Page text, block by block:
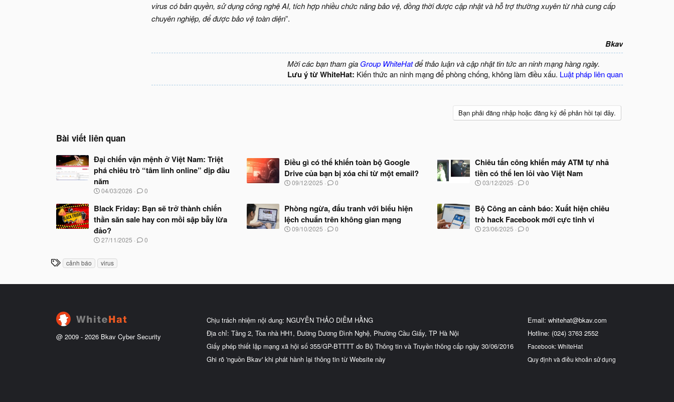
virus có bản quyền, sử dụng công nghệ AI, tích hợp nhiều chức năng bảo vệ, đồng thời được cập nhật và hỗ trợ thường xuyên từ nhà cung cấp
chuyên nghiệp, để được bảo vệ toàn diện”.
Bkav
Mời các bạn tham gia Group WhiteHatđể thảo luận và cập nhật tin tức an ninh mạng hàng ngày.
Lưu ý từ WhiteHat: Kiến thức an ninh mạng để phòng chống, không làm điều xấu. Luật pháp liên quan
Bạn phải đăng nhập hoặc đăng ký để phản hồi tại đây.
Bài viết liên quan
Đại chiến vận mệnh ở Việt Nam: Triệt
phá chiêu trò “tâm linh online” dịp đầu
năm
N
à
y
b
ắ
t
u
04/03/2026 0
Điều gì có thể khiến toàn bộ Google
Drive của bạn bị xóa chỉ từ một email?
N
y
b
ắ
t
09/12/2025 0
Chiêu tấn công khiến máy ATM tự nhả
tiền có thể len lỏi vào Việt Nam
N
y
b
ắ
t
03/12/2025 0
Black Friday: Bạn sẽ trở thành chiến
thần săn sale hay con mồi sập bẫy lừa
đảo?
N
y
27/11/2025 0
Phòng ngừa, đấu tranh với biểu hiện
lệch chuẩn trên không gian mạng
N
đ
09/10/2025 0
Bộ Công an cảnh báo: Xuất hiện chiêu
trò hack Facebook mới cực tinh vi
N
đ
23/06/2025 0
T
ẻ
cảnh báo virus
@ 2009 - 2026 Bkav Cyber Security
Chịu trách nhiệm nội dung: NGUYỄN THẢO DIỄM HẰNG
Địa chỉ: Tầng 2, Tòa nhà HH1, Đường Dương Đình Nghệ, Phường Cầu Giấy, TP Hà Nội
Giấy phép thiết lập mạng xã hội số 355/GP-BTTTT do Bộ Thông tin và Truyền thông cấp ngày 30/06/2016
Ghi rõ 'nguồn Bkav' khi phát hành lại thông tin từ Website này
Email: whitehat@bkav.com
Hotline: (024) 3763 2552
Facebook: WhiteHat
Quy định và điều khoản sử dụng